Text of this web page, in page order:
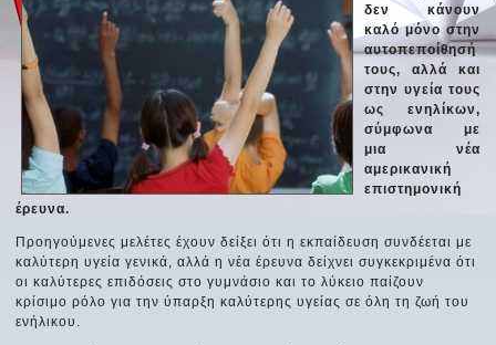
δεν κάνουν
καλό μόνο στην
αυτοπεποίθησή
τους, αλλά και
στην υγεία τους
ως ενηλίκων,
σύμφωνα με
μια νέα
αμερικανική
επιστημονική
έρευνα.
Προηγούμενες μελέτες έχουν δείξει ότι η εκπαίδευση συνδέεται με
καλύτερη υγεία γενικά, αλλά η νέα έρευνα δείχνει συγκεκριμένα ότι
οι καλύτερες επιδόσεις στο γυμνάσιο και το λύκειο παίζουν
κρίσιμο ρόλο για την ύπαρξη καλύτερης υγείας σε όλη τη ζωή του
ενήλικου.